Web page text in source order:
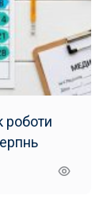
роботи